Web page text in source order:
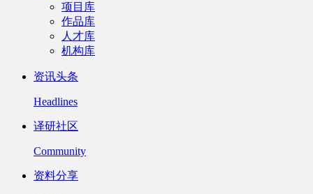
项目库
作品库
人才库
机构库
资讯头条
Headlines
译研社区
Community
资料分享